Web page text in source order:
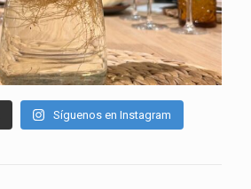
Síguenos en Instagram